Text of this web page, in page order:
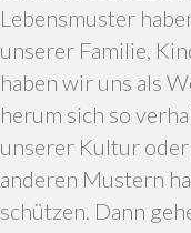
Lebensmuster
unserer Familie,
haben wir uns als
herum sich so
unserer Kultur oder
anderen Mustern
schützen. Dann